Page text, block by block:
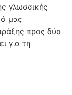
γλωσσικής
μας
προς δύο
για τη